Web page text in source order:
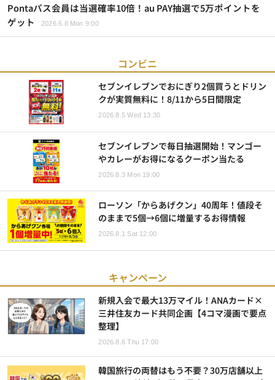
Pontaパス会員は当選確率10倍！au PAY抽選で5万ポイントを
ゲット
2026.6.8 Mon 9:00
コンビニ
セブンイレブンでおにぎり2個買うとドリン
クが実質無料に！8/11から5日間限定
2026.8.5 Wed 13:30
セブンイレブンで毎日抽選開始！マンゴー
やカレーがお得になるクーポン当たる
2026.8.3 Mon 19:00
ローソン「からあげクン」40周年！値段そ
のままで5個→6個に増量するお得情報
2026.8.1 Sat 12:00
キャンペーン
新規入会で最大13万マイル！ANAカード×
三井住友カード共同企画【4コマ漫画で要点
整理】
2026.8.6 Thu 17:00
韓国旅行の両替はもう不要？30万店舗以上